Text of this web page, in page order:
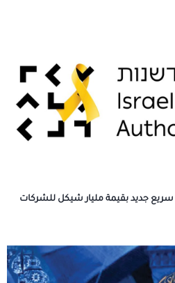
جديد بقيمة مليار شيكل للشركات